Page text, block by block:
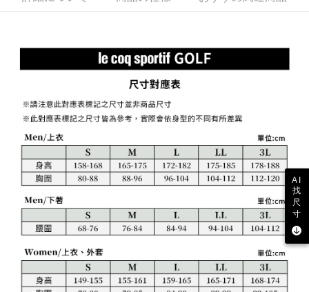
大直営店舗／銀行振込／街口支払い／iPASS MONEY」などのチャネルで
支払いを選択できます。
1. 本サービスは「台湾大哥大株式会社」（以下「当社」といいます）によ
って提供され、ユーザーが取引時に本サービスを通じて商品やサービスを
後、契約に基づいて当社の請求書で帳款を支払うことになります。
2. 「OP Pay Later」を利用する契約関係の目的から、店舗はあなたの個人
情報（名前、電話または住所を含む）を台湾大哥大に提供し、収集、処理
および利用するために、当社があなた本人と分割請求書に必要な情報の確
3. 完全なユーザーサービス規約については、以下のリンクを参照してくだ
https://oppay.tw/userRule
まで延長できます。
とに計算されます。AFTEEで注文すると、商品を受け取るまで支払い期限
を延長できますが、商品を期限内に受け取れない場合があります（例：予
約商品や商品到着日が比較的遅い商品）。そのため、商品到着の有無に関
わらず、AFTEEで指定された期限内にお支払いください。
二、支払い限度額
1.初回 AFTEEを ご利用の際に、認証結果及び当社の審査の結果に基づ
き、限度額が設定されます。
2.決済金額は最低NT$20です。
3.現在、台湾の会員のみご利用いただけます。
三、利用規約「AFTEE代金後払い」（以下当サービスという）はネットプ
ロテクションズ（以下 AFTEE という）が提供し、AFTEEが代金を徴収し
ます。当サービスご利用の際に提供しなければならない個人情報（注文者
の氏名、電話番号、受取人の氏名、電話番号、受取人住所を含むがこれに
限らない）は、AFTEEに渡され当サービスで必要な範囲内で利用されま
す。AFTEEの個人情報の収集、処理、利用について、詳細はAFTEE公式ホ
送料無料
送料無料
付款後萊爾富取貨
7-11取貨付款
送料無料
付款後7-11取貨
送料無料
宅配
送料無料
離島宅配
AI
找
尺
寸